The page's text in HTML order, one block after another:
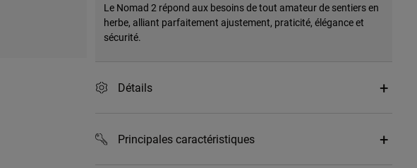
Le Nomad 2 répond aux besoins de tout amateur de sentiers en
herbe, alliant parfaitement ajustement, praticité, élégance et
sécurité.
Détails
Principales caractéristiques